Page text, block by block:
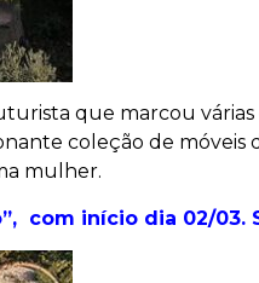
que marcou
coleção de móveis
mulher.
com início dia 02/03.